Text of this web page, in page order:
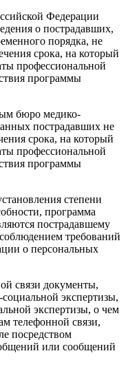
Федерации
о пострадавших,
порядка, не
срока, на который
профессиональной
программы
бюро медико-
пострадавших не
срока, на который
профессиональной
программы
степени
программа
пострадавшему
требований
о персональных
связи документы,
экспертизы,
экспертизы, о чем
телефонной связи,
посредством
или сообщений